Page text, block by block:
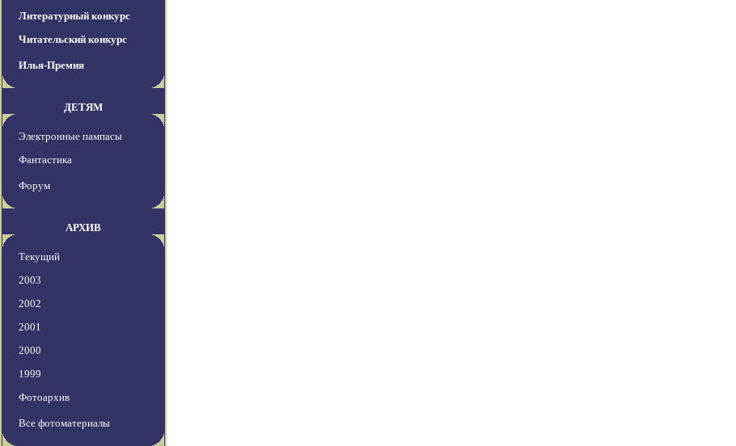
Литературный конкурс
Читательский конкурс
Илья-Премия
ДЕТЯМ
Электронные пампасы
Фантастика
Форум
АРХИВ
Текущий
2003
2002
2001
2000
1999
Фотоархив
Все фотоматериалы